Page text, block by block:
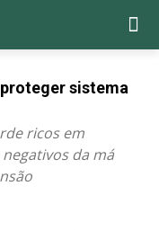
sistema
ricos em
da má